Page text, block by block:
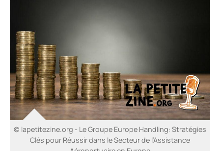
© lapetitezine.org - Le Groupe Europe Handling: Stratégies
Clés pour Réussir dans le Secteur de l’Assistance